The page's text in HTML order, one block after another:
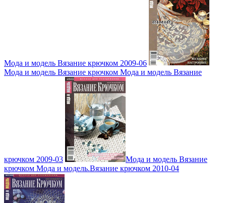
Мода и модель Вязание крючком 2009-06
Мода и модель Вязание крючком Мода и модель Вязание
крючком 2009-03
Мода и модель Вязание
крючком Мода и модель.Вязание крючком 2010-04